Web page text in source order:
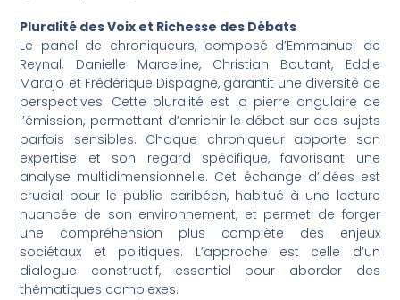
Pluralité des Voix et Richesse des Débats
Le panel de chroniqueurs, composé d’Emmanuel de
Reynal, Danielle Marceline, Christian Boutant, Eddie
Marajo et Frédérique Dispagne, garantit une diversité de
perspectives. Cette pluralité est la pierre angulaire de
l’émission, permettant d’enrichir le débat sur des sujets
parfois sensibles. Chaque chroniqueur apporte son
expertise et son regard spécifique, favorisant une
analyse multidimensionnelle. Cet échange d’idées est
crucial pour le public caribéen, habitué à une lecture
nuancée de son environnement, et permet de forger
une compréhension plus complète des enjeux
sociétaux et politiques. L’approche est celle d’un
dialogue constructif, essentiel pour aborder des
thématiques complexes.